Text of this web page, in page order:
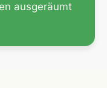
ausgeräumt